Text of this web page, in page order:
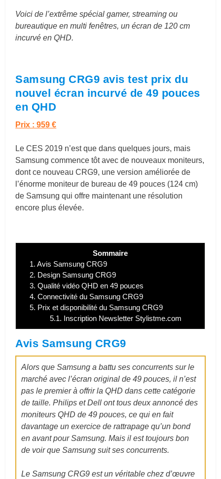
Voici de l’extrême spécial gamer, streaming ou
bureautique en multi fenêtres, un écran de 120 cm
incurvé en QHD.
Samsung CRG9 avis test prix du
nouvel écran incurvé de 49 pouces
en QHD
Prix : 959 €
Le CES 2019 n’est que dans quelques jours, mais
Samsung commence tôt avec de nouveaux moniteurs,
dont ce nouveau CRG9, une version améliorée de
l’énorme moniteur de bureau de 49 pouces (124 cm)
de Samsung qui offre maintenant une résolution
encore plus élevée.
Sommaire
1. Avis Samsung CRG9
2. Design Samsung CRG9
3. Qualité vidéo QHD en 49 pouces
4. Connectivité du Samsung CRG9
5. Prix et disponibilité du Samsung CRG9
5.1. Inscription Newsletter Stylistme.com
Avis Samsung CRG9
Alors que Samsung a battu ses concurrents sur le
marché avec l’écran original de 49 pouces, il n’est
pas le premier à offrir la QHD dans cette catégorie
de taille. Philips et Dell ont tous deux annoncé des
moniteurs QHD de 49 pouces, ce qui en fait
davantage un exercice de rattrapage qu’un bond
en avant pour Samsung. Mais il est toujours bon
de voir que Samsung suit ses concurrents.
Le Samsung CRG9 est un véritable chez d’œuvre